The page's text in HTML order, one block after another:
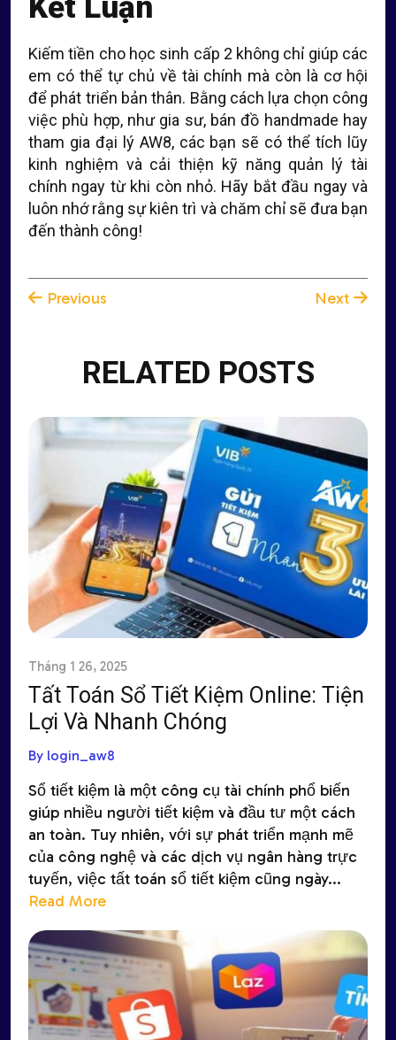
Kết Luận
Kiếm tiền cho học sinh cấp 2 không chỉ giúp các
em có thể tự chủ về tài chính mà còn là cơ hội
để phát triển bản thân. Bằng cách lựa chọn công
việc phù hợp, như gia sư, bán đồ handmade hay
tham gia đại lý AW8, các bạn sẽ có thể tích lũy
kinh nghiệm và cải thiện kỹ năng quản lý tài
chính ngay từ khi còn nhỏ. Hãy bắt đầu ngay và
luôn nhớ rằng sự kiên trì và chăm chỉ sẽ đưa bạn
đến thành công!
Previous Next
RELATED POSTS
Tháng 1 26, 2025
Tất Toán Sổ Tiết Kiệm Online: Tiện
Lợi Và Nhanh Chóng
By login_aw8
Sổ tiết kiệm là một công cụ tài chính phổ biến
giúp nhiều người tiết kiệm và đầu tư một cách
an toàn. Tuy nhiên, với sự phát triển mạnh mẽ
của công nghệ và các dịch vụ ngân hàng trực
tuyến, việc tất toán sổ tiết kiệm cũng ngày...
Read More